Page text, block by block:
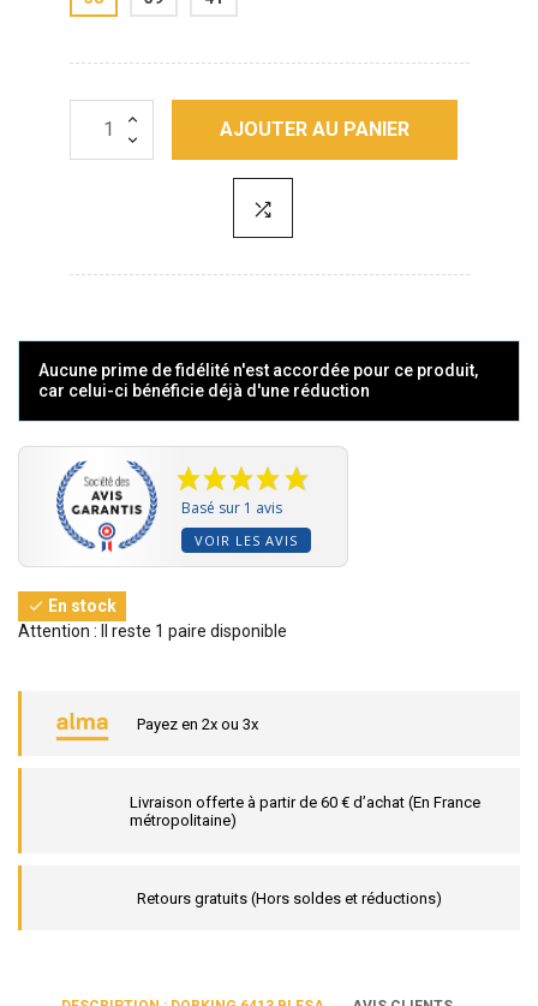
AJOUTER AU PANIER
Aucune prime de fidélité n'est accordée pour ce produit,
car celui-ci bénéficie déjà d'une réduction
Basé sur 1 avis
VOIR LES AVIS
 En stock
Attention : Il reste 1 paire disponible
Payez en 2x ou 3x
Livraison offerte à partir de 60 € d’achat (En France
métropolitaine)
Retours gratuits (Hors soldes et réductions)